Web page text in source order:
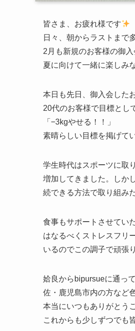
皆さま、お疲れ様です
日々、朝からラストまで
2月も新規のお客様の御
夏に向けて一緒に楽しみ
本日も先日、御入会した
20代のお客様で目標とし
「−3kgやせる！！」
素晴らしい目標を掲げて
学生時代はスポーツに取
増加してきました。しか
続できる方法で取り組み
食事もサポートさせてい
はなるべくストレスフリ
いるのでこの調子で頑張
姶良からbipursueに通っ
佐・鹿児島市内の方など
本当にいつもありがとう
これからも少しずつでも